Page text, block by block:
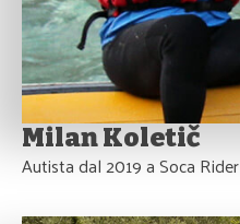
Milan Koletič
Autista dal 2019 a Soca Rider